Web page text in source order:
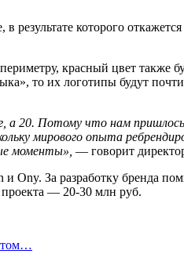
которого
красный цвет
то их логотипы будут почти
а 20. Потому что нам
мирового опыта
моменты», — говорит
и Ony. За разработку
— 20-30 млн руб.